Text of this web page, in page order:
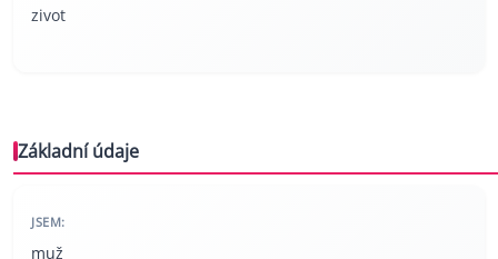
zivot
Základní údaje
JSEM:
muž